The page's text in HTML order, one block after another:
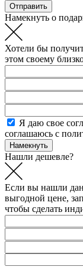
Намекнуть о
Хотели бы
этом своему
Я даю свое
соглашаюсь с
Нашли дешевле?
Если вы нашли
выгодной цене,
чтобы сделать